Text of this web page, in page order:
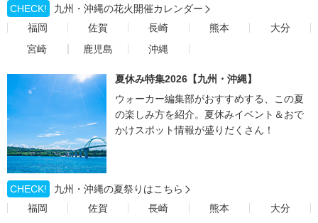
CHECK!
九州・沖縄の花火開催カレンダー
福岡
佐賀 長崎 熊本
大分
宮崎
鹿児島 沖縄
夏休み特集2026【九州・沖縄】
ウォーカー編集部がおすすめする、この夏
の楽しみ方を紹介。夏休みイベント＆おで
かけスポット情報が盛りだくさん！
CHECK!
九州・沖縄の夏祭りはこちら
福岡
佐賀 長崎 熊本
大分